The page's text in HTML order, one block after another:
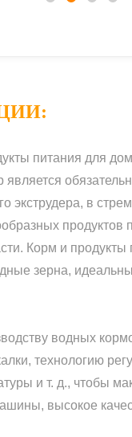
питания для
является
экструдера, в
продуктов
Корм и
зерна,
водных
технологию
и т. д., чтобы
высокое